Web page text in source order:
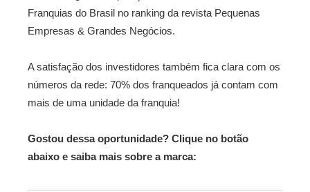
Franquias do Brasil no ranking da revista Pequenas
Empresas & Grandes Negócios.
A satisfação dos investidores também fica clara com os
números da rede: 70% dos franqueados já contam com
mais de uma unidade da franquia!
Gostou dessa oportunidade? Clique no botão
abaixo e saiba mais sobre a marca: